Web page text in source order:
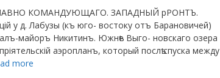
КОМАНДУЮЩАГО. ЗАПАДНЫЙ рРОНТЪ.
у д. Лабузы (къ юго- востоку отъ Барановичей)
майоръ Никитинъ. Южнѣе Выго- новскаго озера
аэропланъ, который послѣ спуска между
more